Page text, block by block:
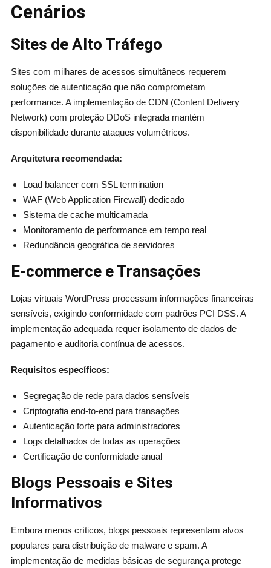
Cenários
Sites de Alto Tráfego
Sites com milhares de acessos simultâneos requerem
soluções de autenticação que não comprometam
performance. A implementação de CDN (Content Delivery
Network) com proteção DDoS integrada mantém
disponibilidade durante ataques volumétricos.
Arquitetura recomendada:
Load balancer com SSL termination
WAF (Web Application Firewall) dedicado
Sistema de cache multicamada
Monitoramento de performance em tempo real
Redundância geográfica de servidores
E-commerce e Transações
Lojas virtuais WordPress processam informações financeiras
sensíveis, exigindo conformidade com padrões PCI DSS. A
implementação adequada requer isolamento de dados de
pagamento e auditoria contínua de acessos.
Requisitos específicos:
Segregação de rede para dados sensíveis
Criptografia end-to-end para transações
Autenticação forte para administradores
Logs detalhados de todas as operações
Certificação de conformidade anual
Blogs Pessoais e Sites
Informativos
Embora menos críticos, blogs pessoais representam alvos
populares para distribuição de malware e spam. A
implementação de medidas básicas de segurança protege